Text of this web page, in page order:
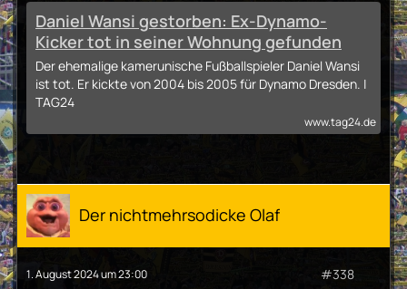
Daniel Wansi gestorben: Ex-Dynamo-
Kicker tot in seiner Wohnung gefunden
Der ehemalige kamerunische Fußballspieler Daniel Wansi
ist tot. Er kickte von 2004 bis 2005 für Dynamo Dresden. |
TAG24
www.tag24.de
Der nichtmehrsodicke Olaf
1. August 2024 um 23:00 #338